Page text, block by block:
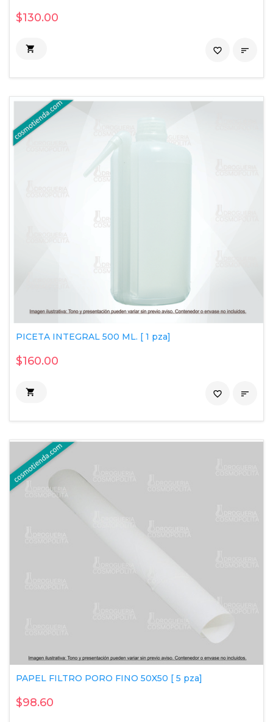
$130.00
 
favorite_border
PICETA INTEGRAL 500 ML. [ 1 pza]
$160.00
 
favorite_border
PAPEL FILTRO PORO FINO 50X50 [ 5 pza]
$98.60